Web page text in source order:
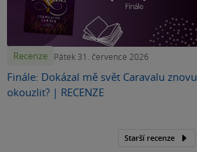
Recenze Pátek 31. července 2026
Finále: Dokázal mě svět Caravalu znovu
okouzlit? | RECENZE
Starší recenze